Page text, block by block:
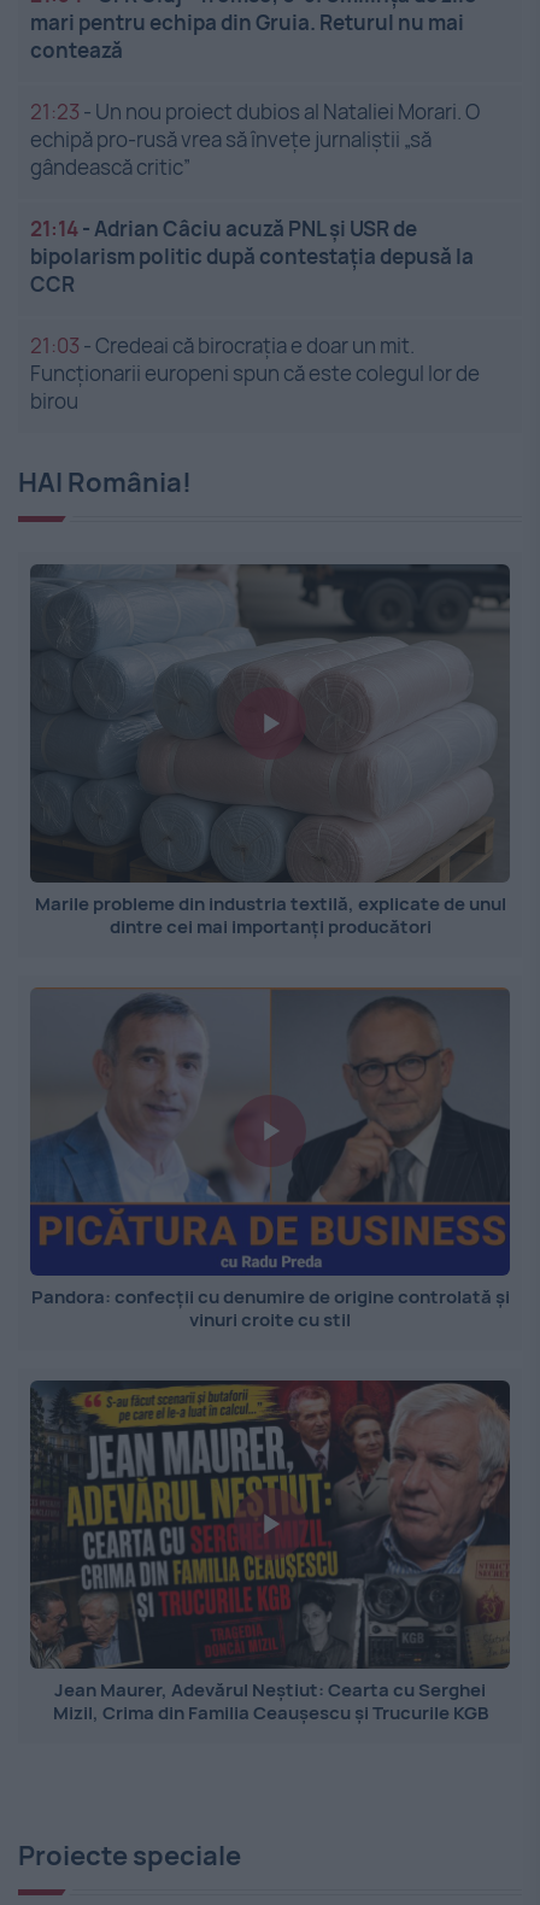
mari pentru echipa din Gruia. Returul nu mai
contează
21:23 - Un nou proiect dubios al Nataliei Morari. O
echipă pro-rusă vrea să înveţe jurnaliştii „să
gândească critic”
21:14-Adrian Câciu acuză PNL și USR de
bipolarism politic după contestația depusă la
CCR
21:03 -Credeai că birocrația e doar un mit.
Funcționarii europeni spun că este colegul lor de
birou
HAI România!
Marile probleme din industria textilă, explicate de unul
dintre cei mai importanți producători
Pandora: confecții cu denumire de origine controlată și
vinuri croite cu stil
Jean Maurer, Adevărul Neștiut: Cearta cu Serghei
Mizil, Crima din Familia Ceaușescu și Trucurile KGB
Proiecte speciale